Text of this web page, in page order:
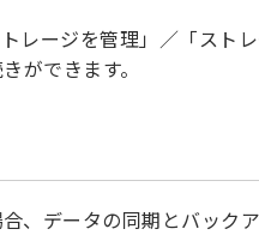
ージを管理」／「スト
ができます。
、データの同期とバック